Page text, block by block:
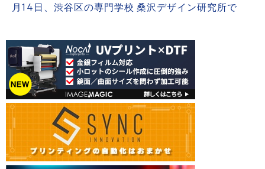
月14日、渋谷区の専門学校 桑沢デザイン研究所で